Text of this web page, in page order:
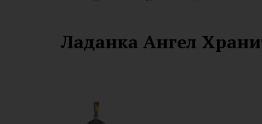
Ладанка Ангел